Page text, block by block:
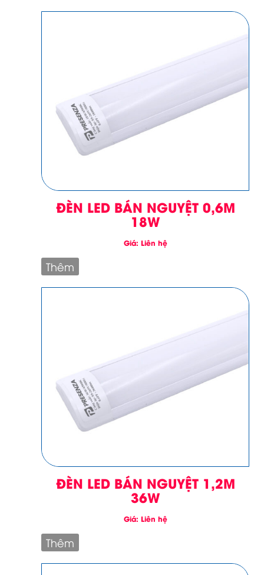
ĐÈN LED BÁN NGUYỆT 0,6M
18W
Giá: Liên hệ
Thêm
ĐÈN LED BÁN NGUYỆT 1,2M
36W
Giá: Liên hệ
Thêm